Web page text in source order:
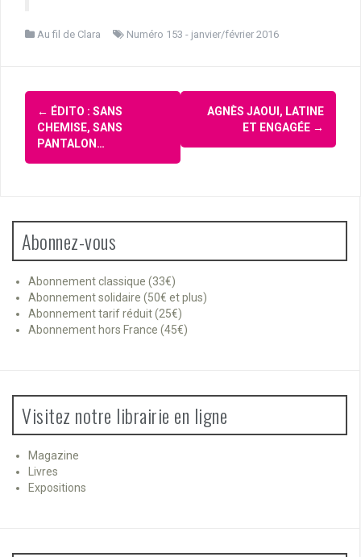
Au fil de Clara Numéro 153 - janvier/février 2016
Navigation
d'article
← ÉDITO : SANS
CHEMISE, SANS
PANTALON…
AGNÈS JAOUI, LATINE
ET ENGAGÉE →
Abonnez-vous
Abonnement classique (33€)
Abonnement solidaire (50€ et plus)
Abonnement tarif réduit (25€)
Abonnement hors France (45€)
Visitez notre librairie en ligne
Magazine
Livres
Expositions